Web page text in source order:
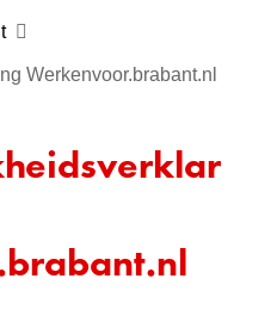
Werkenvoor.brabant.nl